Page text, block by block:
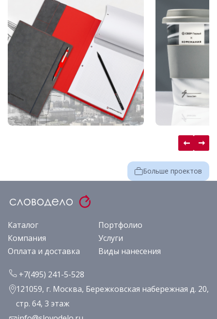
Больше проектов
Каталог
Портфолио
Компания
Услуги
Оплата и доставка
Виды нанесения
+7(495) 241-5-528
121059, г. Москва, Бережковская набережная д. 20,
стр. 64, 3 этаж